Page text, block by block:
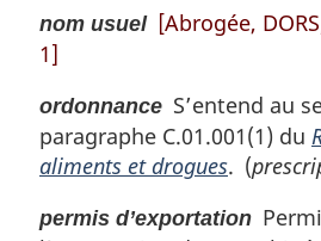
nom usuel [Abrogée,
1]
ordonnance S’entend au
paragraphe C.01.001(1) du
aliments et drogues. (
permis d’exportation